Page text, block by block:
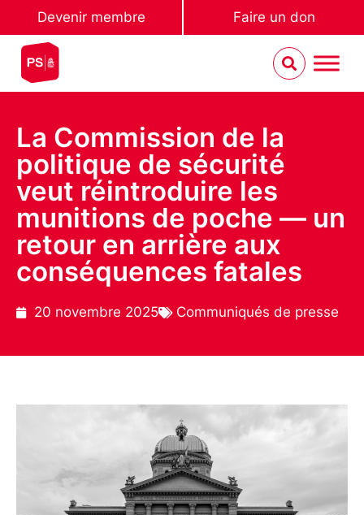
Devenir membre Faire un don
La Commission de la
politique de sécurité
veut réintroduire les
munitions de poche — un
retour en arrière aux
conséquences fatales
20 novembre 2025 Communiqués de presse